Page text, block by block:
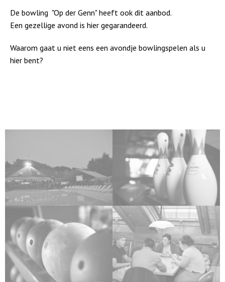
De bowling "Op der Genn" heeft ook dit aanbod.
Een gezellige avond is hier gegarandeerd.
Waarom gaat u niet eens een avondje bowlingspelen als u
hier bent?